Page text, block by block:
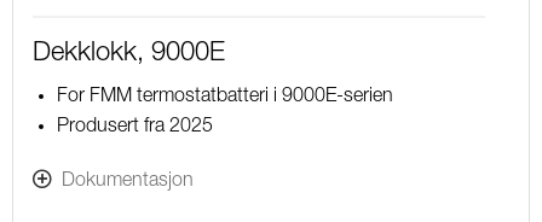
Dekklokk, 9000E
For FMM termostatbatteri i 9000E-serien
Produsert fra 2025
Dokumentasjon